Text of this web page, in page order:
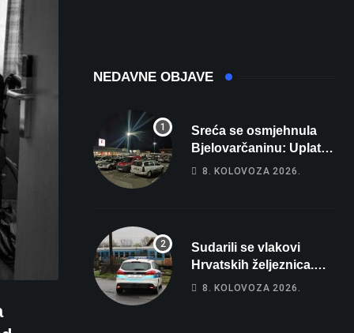
prvenstva
NEDAVNE OBJAVE
Sreća se osmjehnula
Bjelovarčaninu: Uplatio
samo 4 eura, a osvojio
8. KOLOVOZA 2026.
Sudarili se vlakovi
Hrvatskih željeznica.
Šestero osoba teško
8. KOLOVOZA 2026.